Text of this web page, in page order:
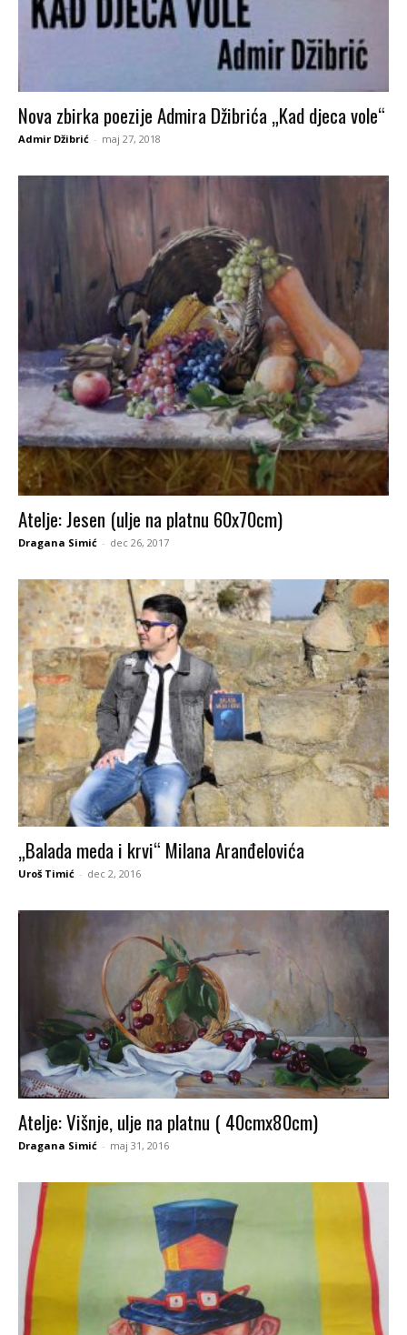
Nova zbirka poezije Admira Džibrića „Kad djeca vole“
Admir Džibrić - maj 27, 2018
Atelje: Jesen (ulje na platnu 60x70cm)
Dragana Simić - dec 26, 2017
„Balada meda i krvi“ Milana Aranđelovića
Uroš Timić - dec 2, 2016
Atelje: Višnje, ulje na platnu ( 40cmx80cm)
Dragana Simić - maj 31, 2016